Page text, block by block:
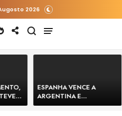
2026
PARA
ESPANHA VENCE A
ARGENTINA E
CONQUISTA A COPA DO